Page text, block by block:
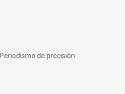
Periodismo de precisión